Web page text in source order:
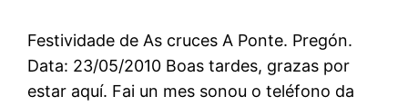
Festividade de As cruces A Ponte. Pregón.
Data: 23/05/2010 Boas tardes, grazas por
estar aquí. Fai un mes sonou o teléfono da